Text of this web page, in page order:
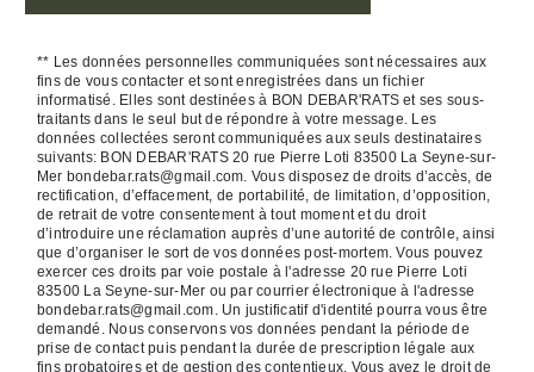
** Les données personnelles communiquées sont nécessaires aux
fins de vous contacter et sont enregistrées dans un fichier
informatisé. Elles sont destinées à BON DEBAR'RATS et ses sous-
traitants dans le seul but de répondre à votre message. Les
données collectées seront communiquées aux seuls destinataires
suivants: BON DEBAR'RATS 20 rue Pierre Loti 83500 La Seyne-sur-
Mer bondebar.rats@gmail.com. Vous disposez de droits d’accès, de
rectification, d’effacement, de portabilité, de limitation, d’opposition,
de retrait de votre consentement à tout moment et du droit
d’introduire une réclamation auprès d’une autorité de contrôle, ainsi
que d’organiser le sort de vos données post-mortem. Vous pouvez
exercer ces droits par voie postale à l'adresse 20 rue Pierre Loti
83500 La Seyne-sur-Mer ou par courrier électronique à l'adresse
bondebar.rats@gmail.com. Un justificatif d'identité pourra vous être
demandé. Nous conservons vos données pendant la période de
prise de contact puis pendant la durée de prescription légale aux
fins probatoires et de gestion des contentieux. Vous avez le droit de